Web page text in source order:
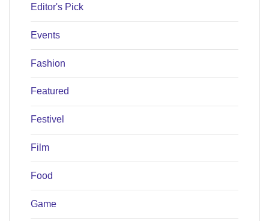
Editor's Pick
Events
Fashion
Featured
Festivel
Film
Food
Game